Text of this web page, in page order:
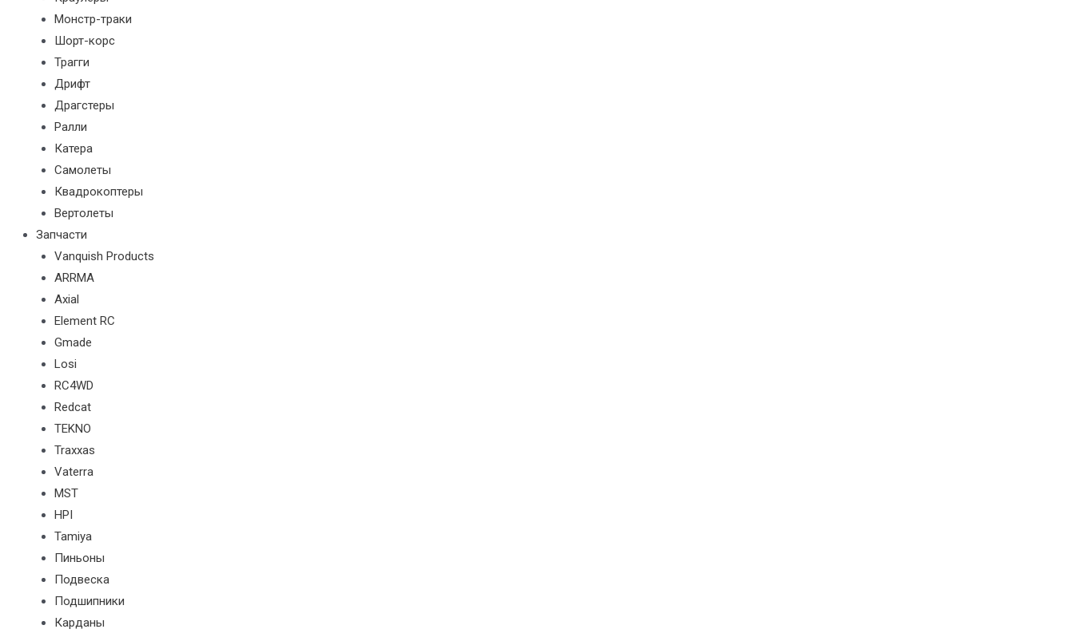
Монстр-траки
Шорт-корс
Трагги
Дрифт
Драгстеры
Ралли
Катера
Самолеты
Квадрокоптеры
Вертолеты
Запчасти
Vanquish Products
ARRMA
Axial
Element RC
Gmade
Losi
RC4WD
Redcat
TEKNO
Traxxas
Vaterra
MST
HPI
Tamiya
Пиньоны
Подвеска
Подшипники
Карданы